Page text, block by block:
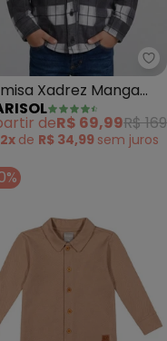
Camisa Social
Xadrez Manga
Moletom (Preto)
deR$ 69,99R$
2x de R$ 34,99 sem juros